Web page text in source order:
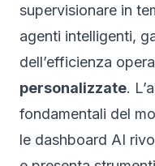
supervisionare in
agenti intelligenti,
dell’efficienza
personalizzate.
fondamentali del
le dashboard AI